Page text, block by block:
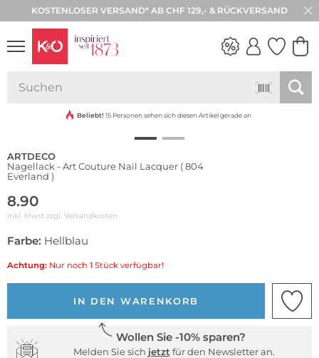
KOSTENLOSER VERSAND* AB CHF 129,- & RÜCKVERSAND
30 TAGE RÜCKGABE
VIBES
Beliebt! 15 Personen sehen sich diesen Artikel gerade an
ARTDECO
Nagellack - Art Couture Nail Lacquer ( 804
Everland )
8.90
inkl. Mwst zzgl. Versandkosten
Farbe: Hellblau
Achtung: Nur noch 1 Stück verfügbar!
IN DEN WARENKORB
Wollen Sie -10% sparen?
Melden Sie sich jetzt für den Newsletter an.